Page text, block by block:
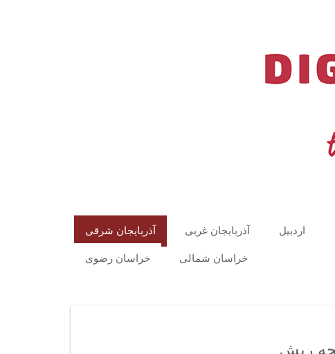
آذربایجان شرقی آذربایجان غربی اردبیل
خراسان رضوی خراسان شمالی
ریش